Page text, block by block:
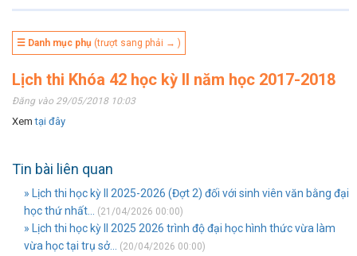
☰ Danh mục phụ (trượt sang phải → )
Lịch thi Khóa 42 học kỳ II năm học 2017-2018
Đăng vào 29/05/2018 10:03
Xemtại đây
Tin bài liên quan
» Lịch thi học kỳ II 2025-2026 (Đợt 2) đối với sinh viên văn bằng đại
học thứ nhất...
(21/04/2026 00:00)
» Lịch thi học kỳ II 2025 2026 trình độ đại học hình thức vừa làm
vừa học tại trụ sở...
(20/04/2026 00:00)